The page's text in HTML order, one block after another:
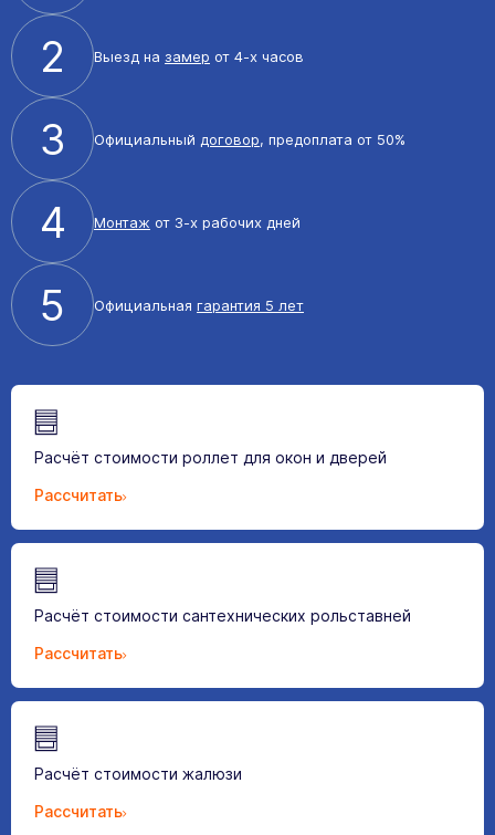
2 Выезд на замер от 4-х часов
3 Официальный договор, предоплата от 50%
4 Монтаж от 3-х рабочих дней
5 Официальная гарантия 5 лет
Расчёт стоимости роллет для окон и дверей
Рассчитать
Расчёт стоимости сантехнических рольставней
Рассчитать
Расчёт стоимости жалюзи
Рассчитать